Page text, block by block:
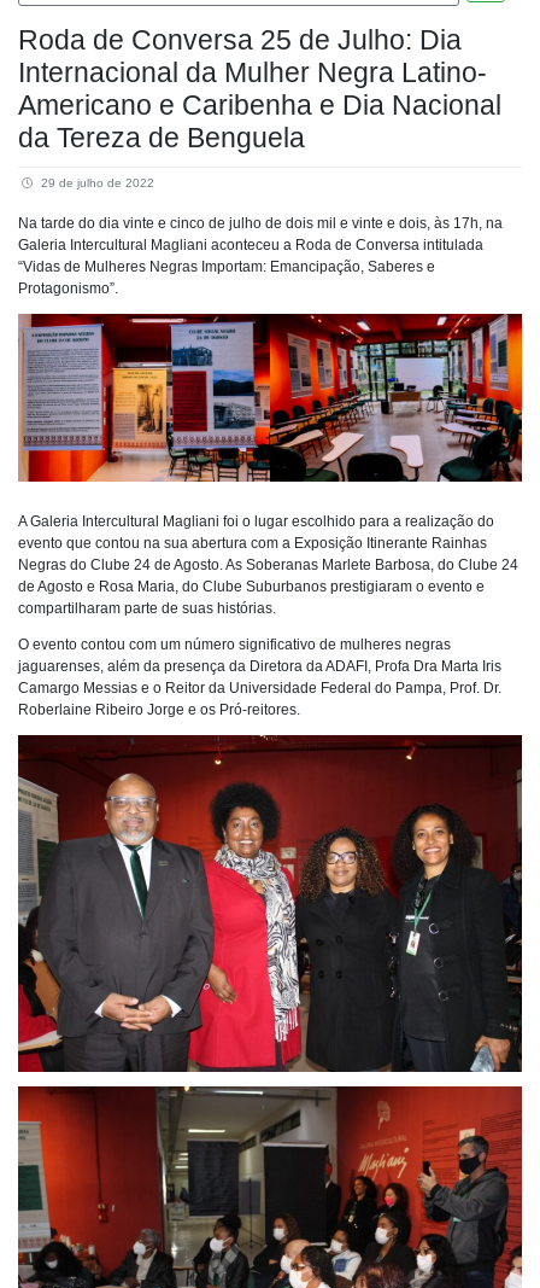
Roda de Conversa 25 de Julho: Dia
Internacional da Mulher Negra Latino-
Americano e Caribenha e Dia Nacional
da Tereza de Benguela
29 de julho de 2022
Na tarde do dia vinte e cinco de julho de dois mil e vinte e dois, às 17h, na
Galeria Intercultural Magliani aconteceu a Roda de Conversa intitulada
“Vidas de Mulheres Negras Importam: Emancipação, Saberes e
Protagonismo”.
A Galeria Intercultural Magliani foi o lugar escolhido para a realização do
evento que contou na sua abertura com a Exposição Itinerante Rainhas
Negras do Clube 24 de Agosto. As Soberanas Marlete Barbosa, do Clube 24
de Agosto e Rosa Maria, do Clube Suburbanos prestigiaram o evento e
compartilharam parte de suas histórias.
O evento contou com um número significativo de mulheres negras
jaguarenses, além da presença da Diretora da ADAFI, Profa Dra Marta Iris
Camargo Messias e o Reitor da Universidade Federal do Pampa, Prof. Dr.
Roberlaine Ribeiro Jorge e os Pró-reitores.